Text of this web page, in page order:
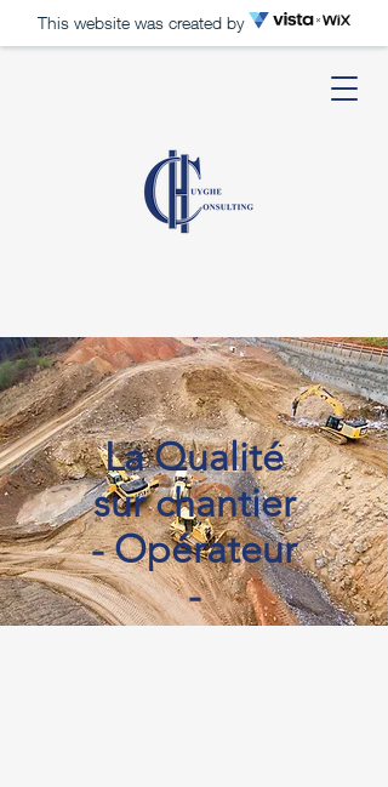
This website was created by
La Qualité
sur chantier
- Opérateur
-